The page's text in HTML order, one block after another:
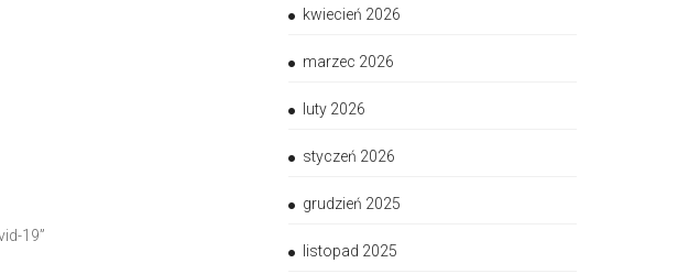
19”
kwiecień 2026
marzec 2026
luty 2026
styczeń 2026
grudzień 2025
listopad 2025